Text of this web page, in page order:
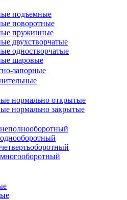
подъемные
поворотные
пружинные
двухстворчатые
одностворчатые
шаровые
запорные
нормально открытые
нормально закрытые